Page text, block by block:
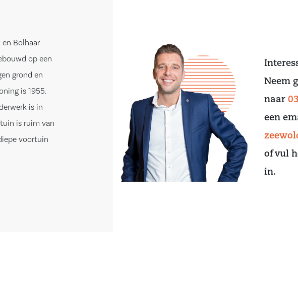
Bolhaar
op een
grond en
is 1955.
is in
is ruim van
voortuin
het
in
Neem
naar
een
of vul
in.